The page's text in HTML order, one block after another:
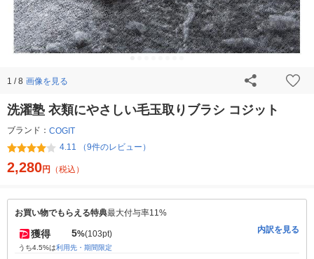
1 / 8 画像を見る
洗濯塾 衣類にやさしい毛玉取りブラシ コジット
ブランド： COGIT
4.11 （9件のレビュー）
2,280円 （税込）
お買い物でもらえる特典最大付与率11%
獲得 5%(103pt)
うち4.5%は利用先・期間限定
内訳を見る